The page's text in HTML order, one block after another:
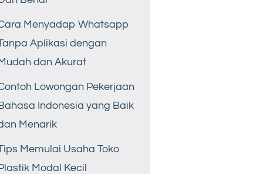
Menyadap Whatsapp
Aplikasi dengan
dan Akurat
Lowongan Pekerjaan
Indonesia yang Baik
Menarik
Memulai Usaha Toko
Modal Kecil